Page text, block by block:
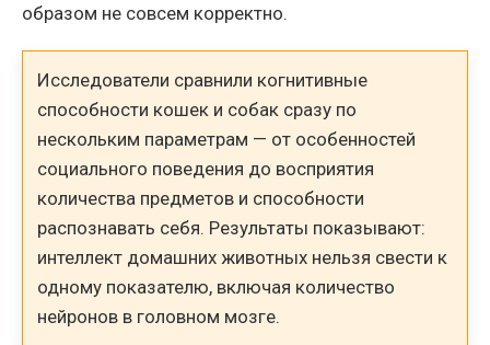
образом не совсем корректно.
Исследователи сравнили когнитивные
способности кошек и собак сразу по
нескольким параметрам — от особенностей
социального поведения до восприятия
количества предметов и способности
распознавать себя. Результаты показывают:
интеллект домашних животных нельзя свести к
одному показателю, включая количество
нейронов в головном мозге.